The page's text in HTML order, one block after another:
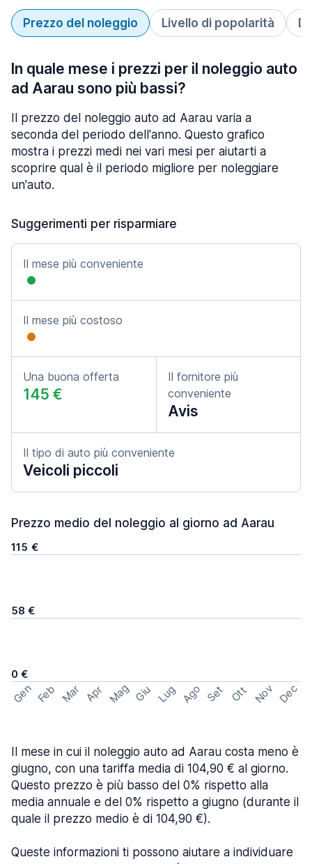
Prezzo del noleggio Livello di popolarità
In quale mese i prezzi per il noleggio auto
ad Aarau sono più bassi?
Il prezzo del noleggio auto ad Aarau varia a
seconda del periodo dell'anno. Questo grafico
mostra i prezzi medi nei vari mesi per aiutarti a
scoprire qual è il periodo migliore per noleggiare
un'auto.
Suggerimenti per risparmiare
Il mese più conveniente
Il mese più costoso
Una buona offerta
145 €
Il fornitore più
conveniente
Avis
Il tipo di auto più conveniente
Veicoli piccoli
Prezzo medio del noleggio al giorno ad Aarau
115 €
58 €
0 €
Gen Feb Mar Apr Mag Giu Lug Ago Set Ott Nov Dec
Il mese in cui il noleggio auto ad Aarau costa meno è
giugno, con una tariffa media di 104,90 € al giorno.
Questo prezzo è più basso del 0% rispetto alla
media annuale e del 0% rispetto a giugno (durante il
quale il prezzo medio è di 104,90 €).
Queste informazioni ti possono aiutare a individuare